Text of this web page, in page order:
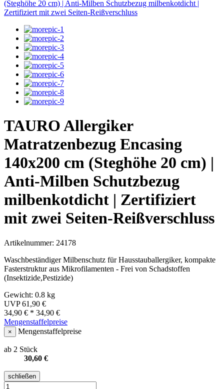
TAURO Allergiker
Matratzenbezug Encasing
140x200 cm (Steghöhe 20 cm) |
Anti-Milben Schutzbezug
milbenkotdicht | Zertifiziert
mit zwei Seiten-Reißverschluss
Artikelnummer: 24178
Waschbeständiger Milbenschutz für Hausstauballergiker, kompakte
Fasterstruktur aus Mikrofilamenten - Frei von Schadstoffen
(Insektizide,Pestizide)
Gewicht: 0.8 kg
UVP61,90 €
34,90 € * 34,90 €
Mengenstaffelpreise
× Mengenstaffelpreise
ab 2 Stück
30,60 €
schließen